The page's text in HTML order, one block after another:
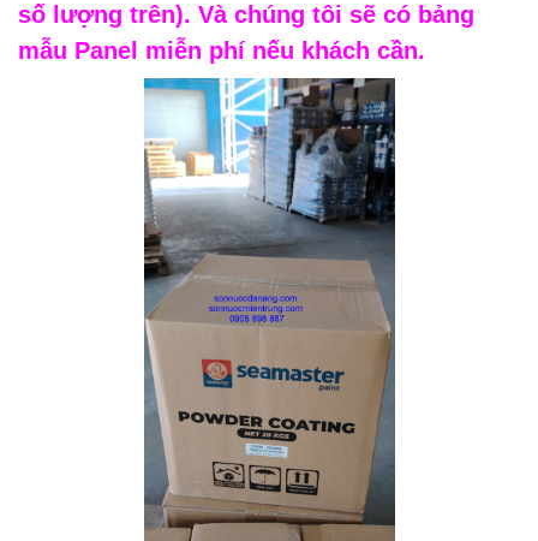
số lượng trên). Và chúng tôi sẽ có bảng
mẫu Panel miễn phí nếu khách cần.